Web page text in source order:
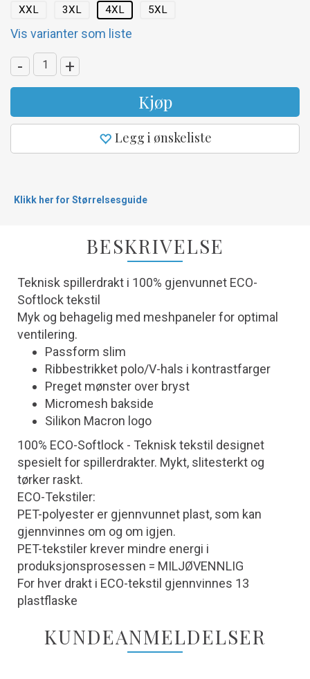
XXL 3XL 4XL 5XL
Vis varianter som liste
- +
Kjøp
Legg i ønskeliste
Klikk her for Størrelsesguide
BESKRIVELSE
Teknisk spillerdrakt i 100% gjenvunnet ECO-
Softlock tekstil
Myk og behagelig med meshpaneler for optimal
ventilering.
Passform slim
Ribbestrikket polo/V-hals i kontrastfarger
Preget mønster over bryst
Micromesh bakside
Silikon Macron logo
100% ECO-Softlock - Teknisk tekstil designet
spesielt for spillerdrakter. Mykt, slitesterkt og
tørker raskt.
ECO-Tekstiler:
PET-polyester er gjennvunnet plast, som kan
gjennvinnes om og om igjen.
PET-tekstiler krever mindre energi i
produksjonsprosessen = MILJØVENNLIG
For hver drakt i ECO-tekstil gjennvinnes 13
plastflaske
KUNDEANMELDELSER